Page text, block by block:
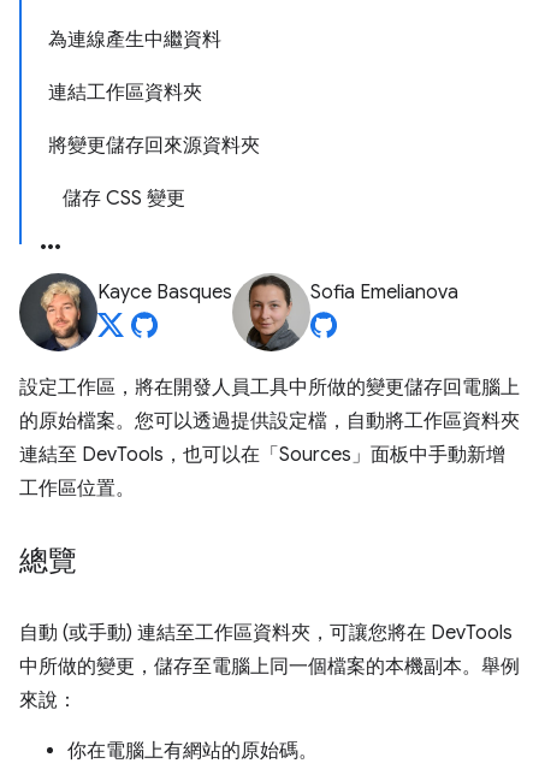
為連線產生中繼資料
連結工作區資料夾
將變更儲存回來源資料夾
儲存 CSS 變更
Kayce Basques Sofia Emelianova
設定工作區，將在開發人員工具中所做的變更儲存回電腦上
的原始檔案。您可以透過提供設定檔，自動將工作區資料夾
連結至 DevTools，也可以在「Sources」 面板中手動新增
工作區位置。
總覽
自動 (或手動) 連結至工作區資料夾，可讓您將在 DevTools
中所做的變更，儲存至電腦上同一個檔案的本機副本。舉例
來說：
你在電腦上有網站的原始碼。